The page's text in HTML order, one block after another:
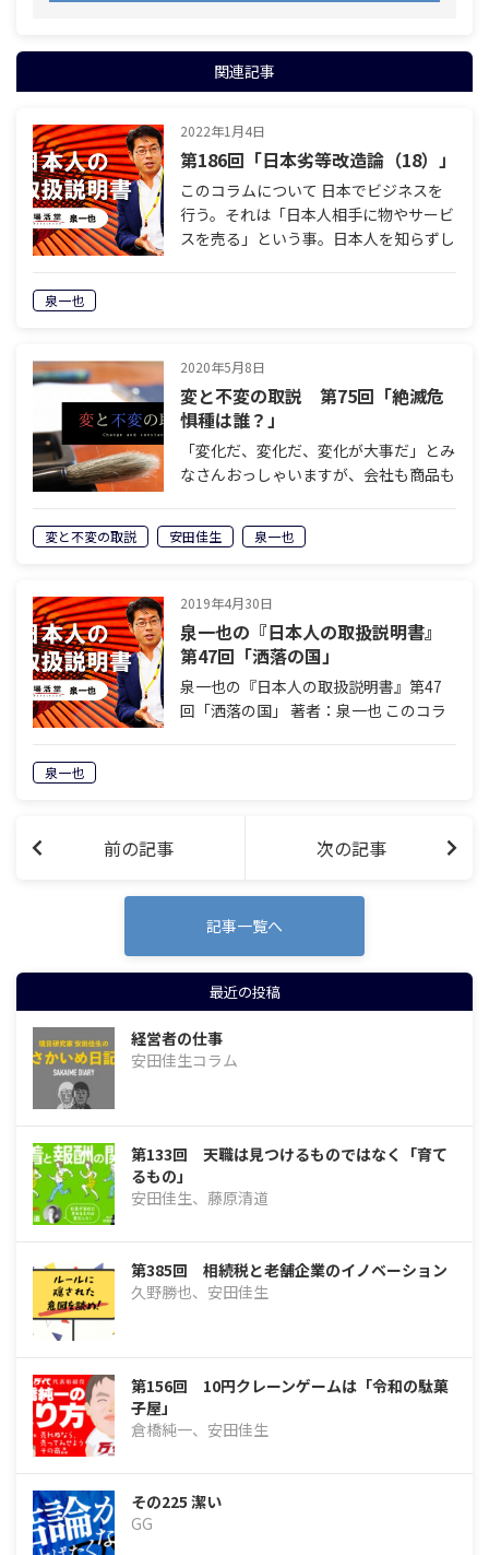
関連記事
2022年1月4日
第186回「日本劣等改造論（18）」
このコラムについて 日本でビジネスを
行う。それは「日本人相手に物やサービ
スを売る」という事。日本人を知らずし
泉一也
2020年5月8日
変と不変の取説 第75回「絶滅危
惧種は誰？」
「変化だ、変化だ、変化が大事だ」とみ
なさんおっしゃいますが、会社も商品も
があるのと同様、「変わらないもの」
「変えてはならないもの」もあるので
か。境目研…
変と不変の取説 安田佳生 泉一也
2019年4月30日
泉一也の『日本人の取扱説明書』
第47回「洒落の国」
泉一也の『日本人の取扱説明書』第47
回「洒落の国」 著者：泉一也 このコラ
泉一也
前の記事 次の記事
記事一覧へ
最近の投稿
経営者の仕事
安田佳生コラム
第133回 天職は見つけるものではなく「育て
るもの」
安田佳生、藤原清道
第385回 相続税と老舗企業のイノベーション
久野勝也、安田佳生
第156回 10円クレーンゲームは「令和の駄菓
子屋」
倉橋純一、安田佳生
その225 潔い
GG